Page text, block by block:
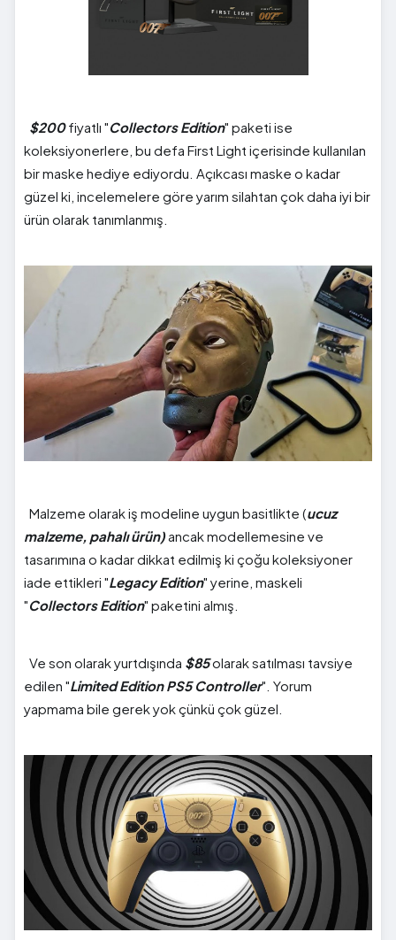
$200fiyatlı "Collectors Edition" paketi ise
koleksiyonerlere, bu defa First Light içerisinde kullanılan
bir maske hediye ediyordu. Açıkcası maske o kadar
güzel ki, incelemelere göre yarım silahtan çok daha iyi bir
ürün olarak tanımlanmış.
Malzeme olarak iş modeline uygun basitlikte (ucuz
malzeme, pahalı ürün)ancak modellemesine ve
tasarımına o kadar dikkat edilmiş ki çoğu koleksiyoner
iade ettikleri "Legacy Edition" yerine, maskeli
"Collectors Edition" paketini almış.
Ve son olarak yurtdışında $85olarak satılması tavsiye
edilen "Limited Edition PS5 Controller". Yorum
yapmama bile gerek yok çünkü çok güzel.